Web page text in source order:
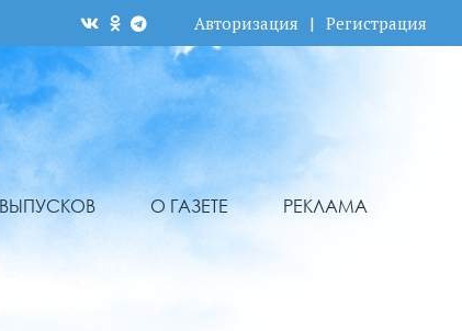
Авторизация | Регистрация
О ГАЗЕТЕ РЕКЛАМА